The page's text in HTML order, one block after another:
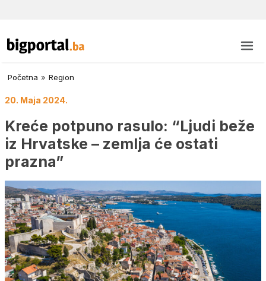
Početna » Region
20. Maja 2024.
Kreće potpuno rasulo: “Ljudi beže
iz Hrvatske – zemlja će ostati
prazna”